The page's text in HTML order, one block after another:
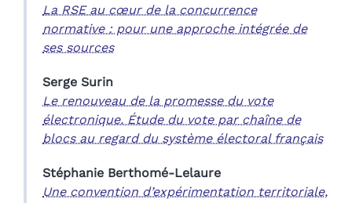
La RSE au cœur de la concurrence
normative : pour une approche intégrée de
ses sources
Serge Surin
Le renouveau de la promesse du vote
électronique. Étude du vote par chaîne de
blocs au regard du système électoral français
Stéphanie Berthomé-Lelaure
Une convention d’expérimentation territoriale,